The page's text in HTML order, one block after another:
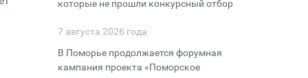
которые не прошли конкурсный отбор
7 августа 2026 года
В Поморье продолжается форумная
кампания проекта «Поморское